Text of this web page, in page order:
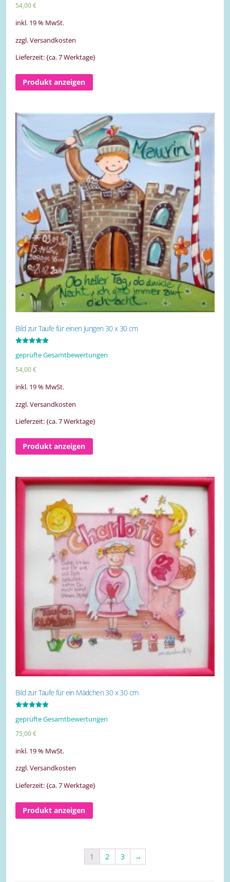
54,00€
inkl. 19 % MwSt.
zzgl. Versandkosten
Lieferzeit: {ca. 7 Werktage}
Produkt anzeigen
Bild zur Taufe für einen Jungen 30 x 30 cm
5.00
geprüfte Gesamtbewertungen
54,00€
inkl. 19 % MwSt.
zzgl. Versandkosten
Lieferzeit: {ca. 7 Werktage}
Produkt anzeigen
Bild zur Taufe für ein Mädchen 30 x 30 cm
5.00
geprüfte Gesamtbewertungen
75,00€
inkl. 19 % MwSt.
zzgl. Versandkosten
Lieferzeit: {ca. 7 Werktage}
Produkt anzeigen
1 2 3 →